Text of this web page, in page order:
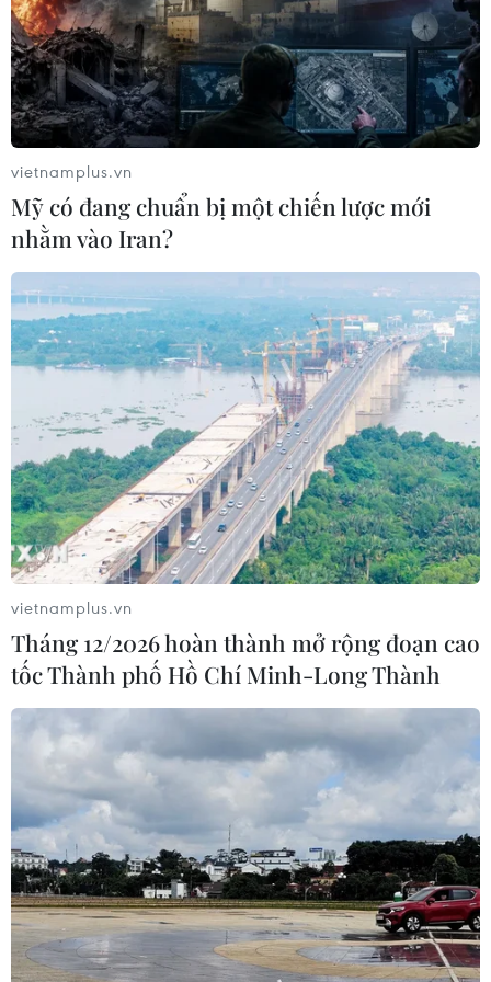
tham gia trận đánh Đồi Tranh
Tác phẩm điện ảnh “Mưa đỏ” và hành trình gắn
kết chiến lược Việt-Lào
Cà Mau: Bàn giao 535 mẫu hài cốt liệt sỹ tại xã
Phước Long để giám định ADN
CHIẾN DỊCH 500 NGÀY ĐÊM QUY TẬP HÀI CỐT
LIỆT SỸ
Vĩnh Long huy động nhiều nguồn tư liệu phục vụ
tìm kiếm hài cốt liệt sỹ
Đà Nẵng: Tìm thấy 3 bộ hài cốt liệt sỹ từ nguồn
tin của người dân
Khánh Hòa đẩy mạnh tìm kiếm, quy tập và xác
định danh tính hài cốt liệt sỹ
Quân khu 7 đẩy mạnh ứng dụng khoa học-công
nghệ trong tìm kiếm, quy tập hài cốt liệt sỹ
86 tuổi vẫn đi lấy mẫu ADN, gần 80
năm nuôi hy vọng tìm người cậu liệt sĩ
80 NĂM NGÀY THƯƠNG BINH LIỆT SỸ
Vĩnh Long huy động nhiều nguồn tư liệu phục vụ
tìm kiếm hài cốt liệt sỹ
Khánh Hòa đẩy mạnh tìm kiếm, quy tập và xác
định danh tính hài cốt liệt sỹ
vietnamplus.vn
Mỹ có đang chuẩn bị một chiến lược mới
nhằm vào Iran?
vietnamplus.vn
Tháng 12/2026 hoàn thành mở rộng đoạn cao
tốc Thành phố Hồ Chí Minh-Long Thành